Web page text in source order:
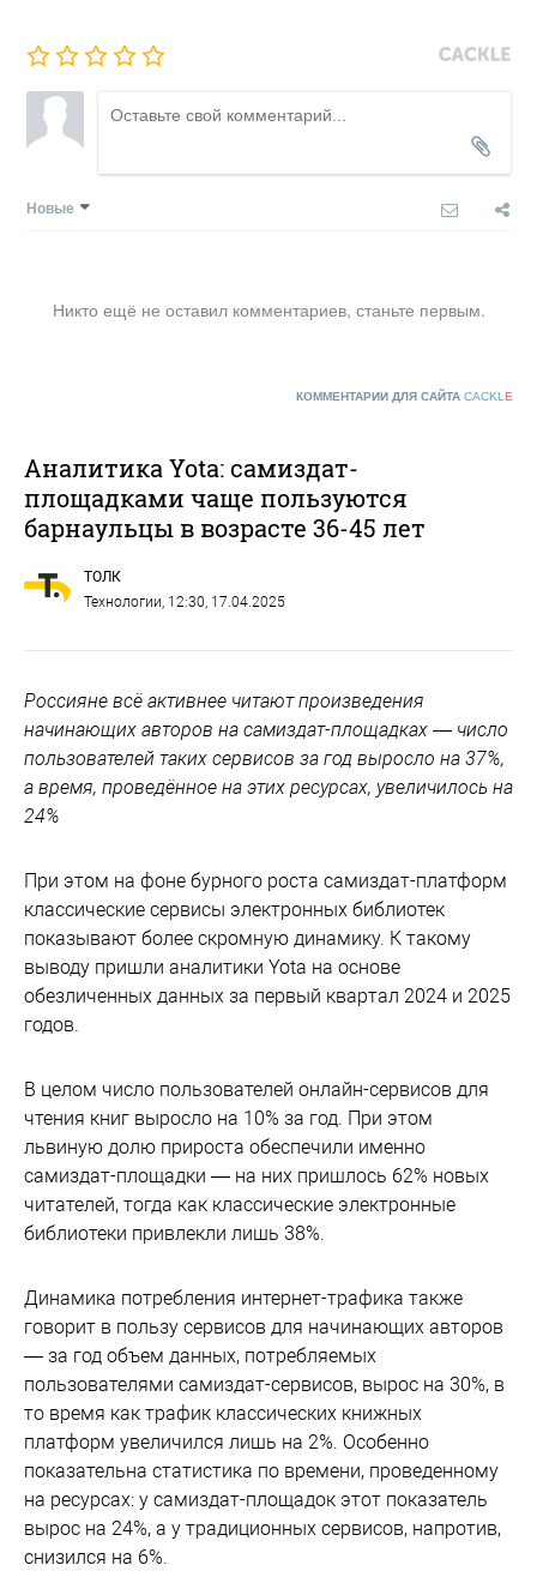
Новые
Никто ещё не оставил комментариев, станьте первым.
КОММЕНТАРИИ ДЛЯ САЙТА CACKL E
Аналитика Yota: самиздат-
площадками чаще пользуются
барнаульцы в возрасте 36-45 лет
ТОЛК
Технологии, 12:30, 17.04.2025
Россияне всё активнее читают произведения
начинающих авторов на самиздат-площадках — число
пользователей таких сервисов за год выросло на 37%,
а время, проведённое на этих ресурсах, увеличилось на
24%
При этом на фоне бурного роста самиздат-платформ
классические сервисы электронных библиотек
показывают более скромную динамику. К такому
выводу пришли аналитики Yota на основе
обезличенных данных за первый квартал 2024 и 2025
годов.
В целом число пользователей онлайн-сервисов для
чтения книг выросло на 10% за год. При этом
львиную долю прироста обеспечили именно
самиздат-площадки — на них пришлось 62% новых
читателей, тогда как классические электронные
библиотеки привлекли лишь 38%.
Динамика потребления интернет-трафика также
говорит в пользу сервисов для начинающих авторов
— за год объем данных, потребляемых
пользователями самиздат-сервисов, вырос на 30%, в
то время как трафик классических книжных
платформ увеличился лишь на 2%. Особенно
показательна статистика по времени, проведенному
на ресурсах: у самиздат-площадок этот показатель
вырос на 24%, а у традиционных сервисов, напротив,
снизился на 6%.